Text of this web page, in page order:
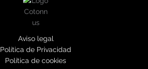
Aviso legal
Política de Privacidad
Política de cookies